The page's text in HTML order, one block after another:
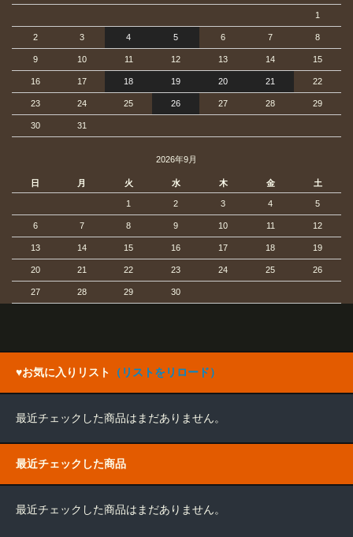
1
2 3 4 5 6 7 8
9 10 11 12 13 14 15
16 17 18 19 20 21 22
23 24 25 26 27 28 29
30 31
2026年9月
日 月 火 水 木 金 土
1 2 3 4 5
6 7 8 9 10 11 12
13 14 15 16 17 18 19
20 21 22 23 24 25 26
27 28 29 30
♥お気に入りリスト （リストをリロード）
最近チェックした商品はまだありません。
最近チェックした商品
最近チェックした商品はまだありません。